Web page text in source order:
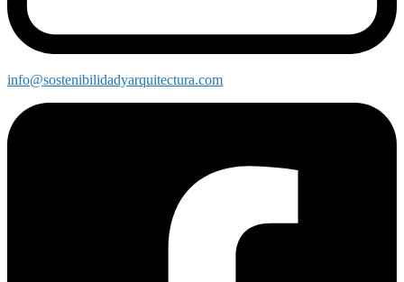
info@sostenibilidadyarquitectura.com